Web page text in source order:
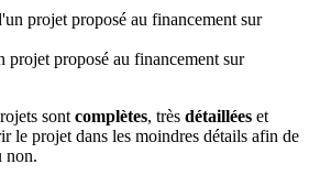
projet proposé au financement sur
sont complètes, très détaillées et
le projet dans les moindres détails afin de
non.